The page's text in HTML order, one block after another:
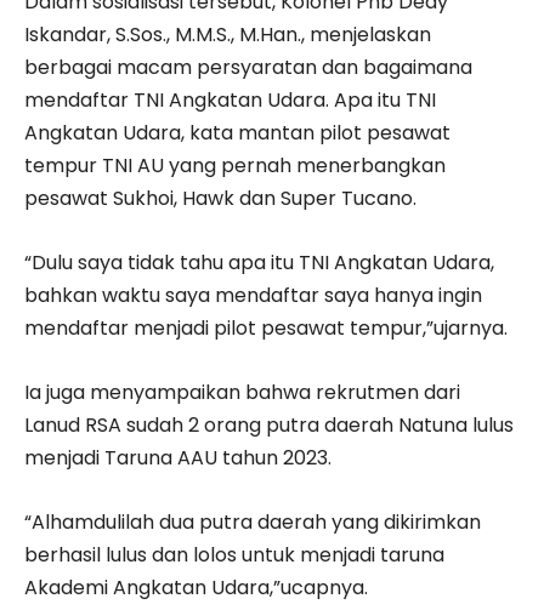
Iskandar, S.Sos., M.M.S., M.Han., menjelaskan
berbagai macam persyaratan dan bagaimana
mendaftar TNI Angkatan Udara. Apa itu TNI
Angkatan Udara, kata mantan pilot pesawat
tempur TNI AU yang pernah menerbangkan
pesawat Sukhoi, Hawk dan Super Tucano.
“Dulu saya tidak tahu apa itu TNI Angkatan Udara,
bahkan waktu saya mendaftar saya hanya ingin
mendaftar menjadi pilot pesawat tempur,”ujarnya.
Ia juga menyampaikan bahwa rekrutmen dari
Lanud RSA sudah 2 orang putra daerah Natuna lulus
menjadi Taruna AAU tahun 2023.
“Alhamdulilah dua putra daerah yang dikirimkan
berhasil lulus dan lolos untuk menjadi taruna
Akademi Angkatan Udara,”ucapnya.